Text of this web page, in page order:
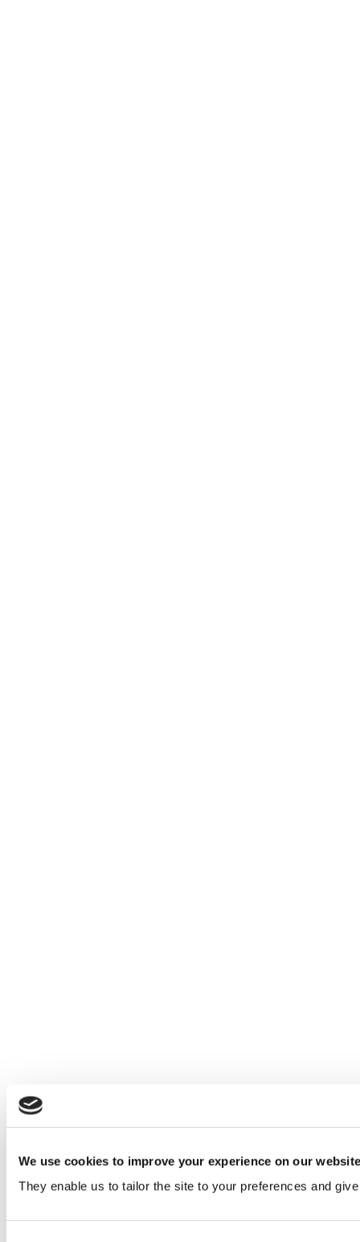
We use cookies to improve your experience on our website
They enable us to tailor the site to your preferences and